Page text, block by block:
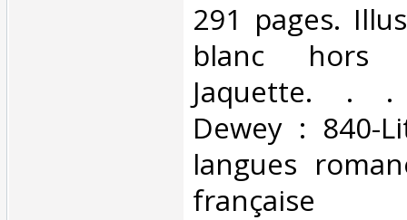
291 pages.
blanc hors
Jaquette. . .
Dewey : 840-
langues
française‎